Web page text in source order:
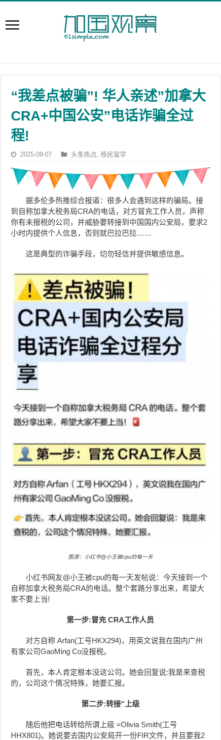
“我差点被骗”! 华人亲述”加拿大
CRA+中国公安”电话诈骗全过
程!
2025-09-07 头条热点,移民留学
据多伦多热推综合报道：很多人会遇到这样的骗局。接
到自称加拿大税务局CRA的电话，对方冒充工作人员，声称
你有未报税的公司，并威胁要转接到中国国内公安局，要求2
小时内提供个人信息，否则就巴拉巴拉……
这是典型的诈骗手段，切勿轻信并提供敏感信息。
图源：小红书@小王被cpu的每一天
小红书网友@小王被cpu的每一天发帖说：今天接到一个
自称加拿大税务局CRA的电话。整个套路分享出来，希望大
家不要上当!
第一步:冒充 CRA工作人员
对方自称 Arfan(工号HKX294)，用英文说我在国内广州
有家公司GaoMing Co没报税。
首先，本人肯定根本没这公司。她会回复说:我是来查税
的，公司这个情况特殊，她要汇报。
第二步:转接“上级
随后他把电话转给所谓上级 =Olivia Smith(工号
HHX801)。她说要去国内公安局开一份FIR文件，并且要我2